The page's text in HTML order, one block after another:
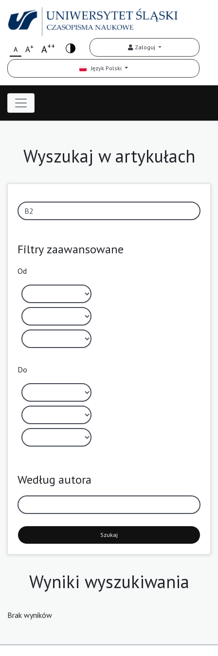
A A+ A++ Zaloguj
Język Polski
Wyszukaj w artykułach
Filtry zaawansowane
Od
Do
Według autora
Szukaj
Wyniki wyszukiwania
Brak wyników